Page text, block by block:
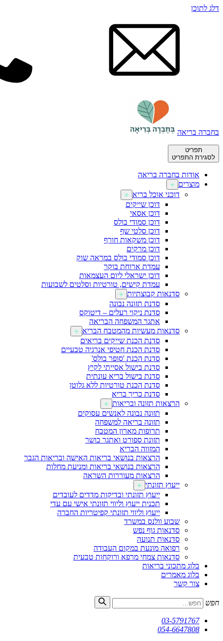
דלג לתוכן
בחברה בריאה
תפריט
לסגירת התפריט
אודות בחברה בריאה
מוצרים
דוכני אוכל בריא
דוכן שייקים
דוכן אסאי
דוכן סמודי בולס
דוכן סלטי שף
דוכן משקאות חורף
דוכן מרקים
דוכן סמודי בולס במראה שוק
עמדת ארוחת בוקר
דוכן ישראלי ליום העצמאות
עמדת קישים, טורטיות וסלטים לשבועות
סדנאות קבוצתיות
סדנת תזונה נבונה
סדנת ניקוי רעלים – דיטוקס
אתגר המשפחה הבריאה
סדנאות מעשיות מהמטבח הבריא
סדנת הכנת שייקים בריאים
סדנת הכנת חטיפי אנרגיה טבעיים
סדנת הכנת 'סופר בולס'
סדנת בישול אסייתי לקיץ
סדנת בישול בריא עונתית
סדנת הכנת טורטיות ללא גלוטן
סדנת כריך בריא
הרצאות תזונה ובריאות
תזונה נבונה לאנשים עסוקים
תזונה בריאה למשפחה
תרופות מארון המטבח
תזונת ספורט ואתגר כושר
המזווה הבריא
הרצאות בנושאי בריאות האישה ובריאות הגבר
הרצאות בנושאי בריאות ומניעת מחלות
הרצאות מעוררות השראה
ייעוץ תזונתי
ייעוץ תזונתי ובדיקות מדדים לעובדים
תכנית ייעוץ וליווי תזונתי אישי עם עדי
ייעוץ וליווי תזונתי קפיטריות החברה
שבוע וולנס במשרד
סדנאות גוף נפש
סדנאות תנועה
רפואה מונעת במקום העבודה
סדנאות צמחי מרפא ורוקחות טבעית
בלוג מתכוני בריאות
בלוג מאמרים
צור קשר
חפש
03-5791767
054-6647808